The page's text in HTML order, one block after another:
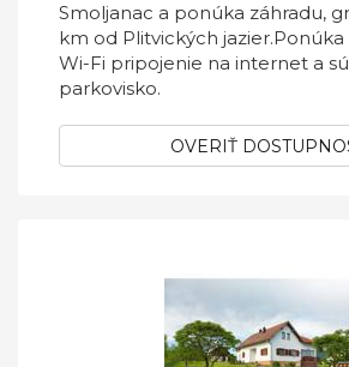
Smoljanac a ponúka záhradu,
km od Plitvických
Wi-Fi pripojenie na internet a
parkovisko.
OVERIŤ